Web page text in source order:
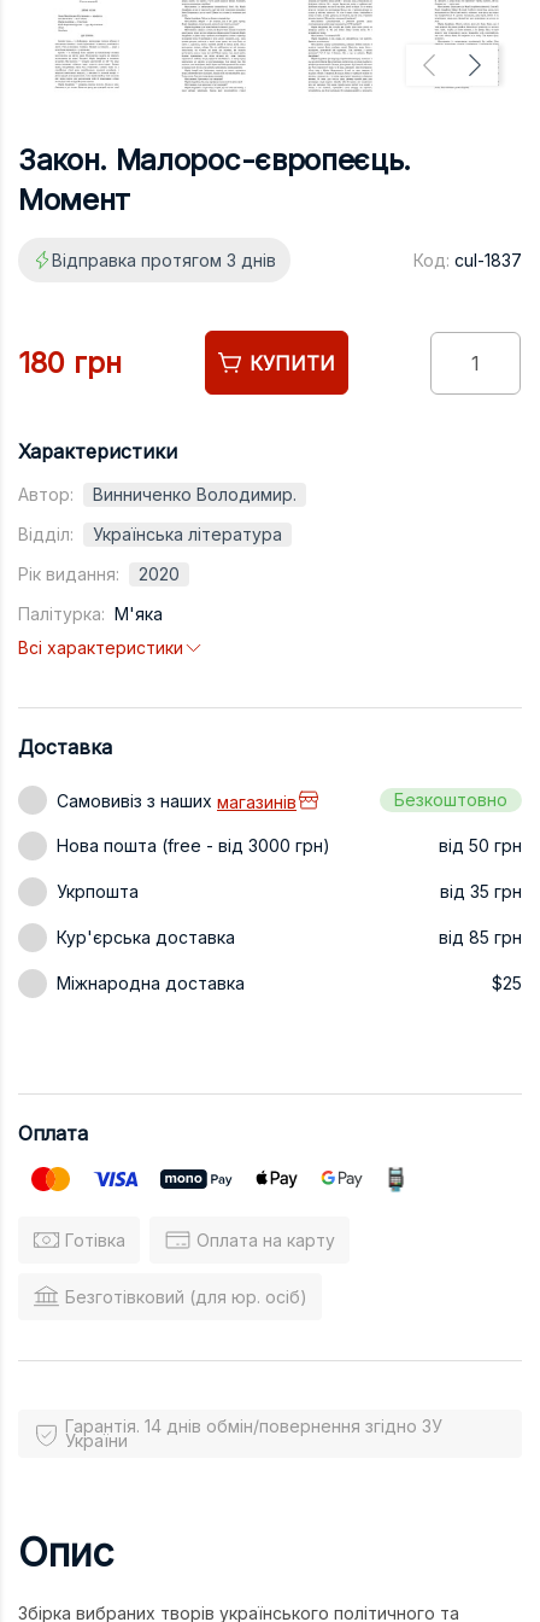
Підручники
Право
Управління
Філологія
Філософія
Інші книги
Закон. Малорос-європеєць.
Момент
Відправка протягом 3 днів Код: cul-1837
180 грн КУПИТИ
Характеристики
Автор:
Винниченко Володимир.
Відділ:
Українська література
Рік видання:
2020
Палітурка: М'яка
Всі характеристики
Доставка
Самовивіз з наших магазинів Безкоштовно
Нова пошта (free - від 3000 грн) від 50 грн
Укрпошта від 35 грн
Кур'єрська доставка від 85 грн
Міжнародна доставка $25
Оплата
Готівка Оплата на карту
Безготівковий (для юр. осіб)
Гарантія. 14 днів обмін/повернення згідно ЗУ
України
Опис
Збірка вибраних творів українського політичного та